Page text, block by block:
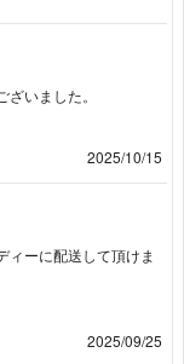
いました。
2025/10/15
ィーに配送して頂けま
2025/09/25